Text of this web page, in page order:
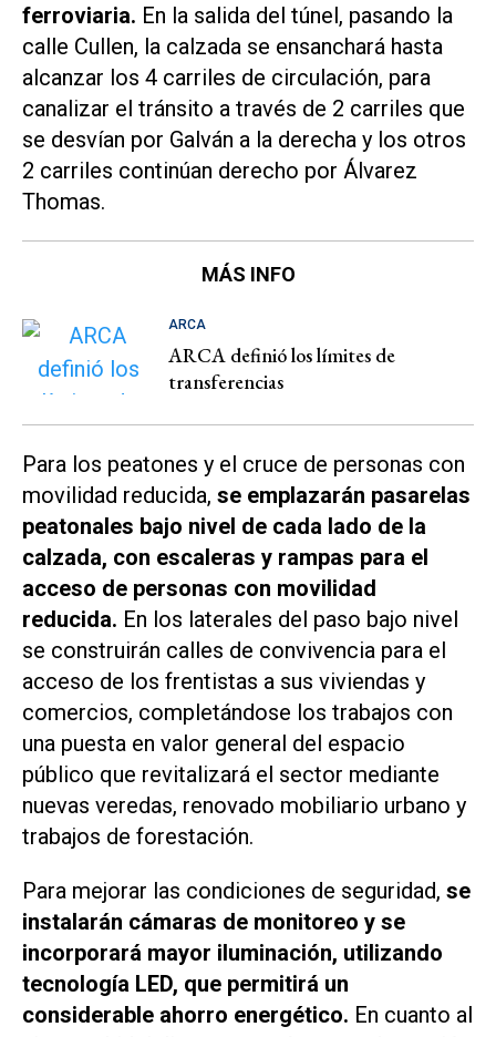
ferroviaria. En la salida del túnel, pasando la
calle Cullen, la calzada se ensanchará hasta
alcanzar los 4 carriles de circulación, para
canalizar el tránsito a través de 2 carriles que
se desvían por Galván a la derecha y los otros
2 carriles continúan derecho por Álvarez
Thomas.
MÁS INFO
ARCA
ARCA definió los límites de
transferencias
Para los peatones y el cruce de personas con
movilidad reducida, se emplazarán pasarelas
peatonales bajo nivel de cada lado de la
calzada, con escaleras y rampas para el
acceso de personas con movilidad
reducida. En los laterales del paso bajo nivel
se construirán calles de convivencia para el
acceso de los frentistas a sus viviendas y
comercios, completándose los trabajos con
una puesta en valor general del espacio
público que revitalizará el sector mediante
nuevas veredas, renovado mobiliario urbano y
trabajos de forestación.
Para mejorar las condiciones de seguridad, se
instalarán cámaras de monitoreo y se
incorporará mayor iluminación, utilizando
tecnología LED, que permitirá un
considerable ahorro energético. En cuanto al